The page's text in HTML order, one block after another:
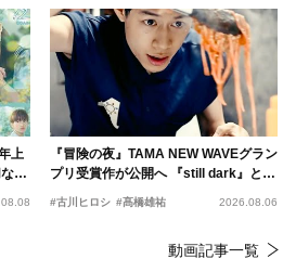
上
い
『冒険の夜』TAMA NEW WAVEグラン
プリ受賞作が公開へ 『still dark』と同
時上映決定
#古川ヒロシ #髙橋雄祐 2026.08.06
動画記事一覧